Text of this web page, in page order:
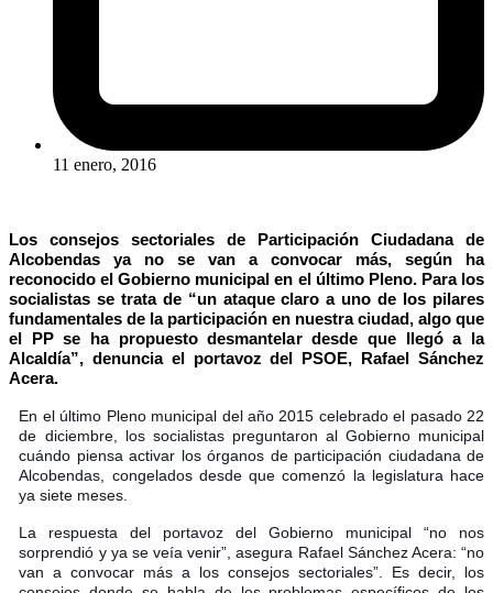
11 enero, 2016
Los consejos sectoriales de Participación Ciudadana de
Alcobendas ya no se van a convocar más, según ha
reconocido el Gobierno municipal en el último Pleno. Para los
socialistas se trata de “un ataque claro a uno de los pilares
fundamentales de la participación en nuestra ciudad, algo que
el PP se ha propuesto desmantelar desde que llegó a la
Alcaldía”, denuncia el portavoz del PSOE, Rafael Sánchez
Acera.
En el último Pleno municipal del año 2015 celebrado el pasado 22
de diciembre, los socialistas preguntaron al Gobierno municipal
cuándo piensa activar los órganos de participación ciudadana de
Alcobendas, congelados desde que comenzó la legislatura hace
ya siete meses.
La respuesta del portavoz del Gobierno municipal “no nos
sorprendió y ya se veía venir”, asegura Rafael Sánchez Acera: “no
van a convocar más a los consejos sectoriales”. Es decir, los